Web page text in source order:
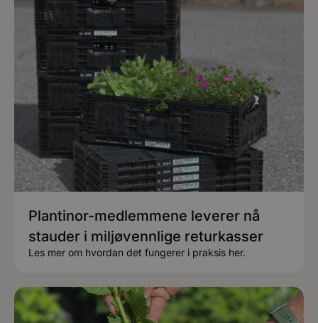
Plantinor-medlemmene leverer nå
stauder i miljøvennlige returkasser
Les mer om hvordan det fungerer i praksis her.